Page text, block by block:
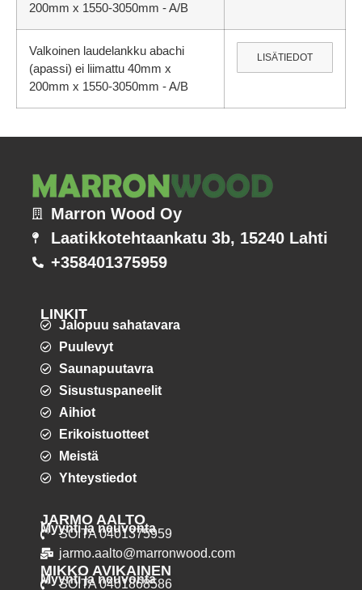
200mm x 1550-3050mm - A/B
Valkoinen laudelankku abachi
(apassi) ei liimattu 40mm x
200mm x 1550-3050mm - A/B
LISÄTIEDOT
Marron Wood Oy
Laatikkotehtaankatu 3b, 15240 Lahti
+358401375959
LINKIT
Jalopuu sahatavara
Puulevyt
Saunapuutavra
Sisustuspaneelit
Aihiot
Erikoistuotteet
Meistä
Yhteystiedot
JARMO AALTO
Myynti ja neuvonta
SOITA 0401375959
jarmo.aalto@marronwood.com
MIKKO AVIKAINEN
Myynti ja neuvonta
SOITA 0401868586